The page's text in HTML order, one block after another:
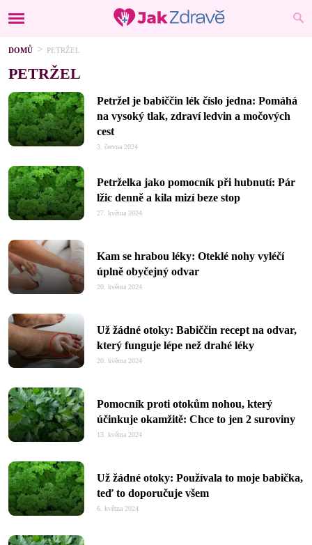
DOMŮ PETRŽEL
PETRŽEL
Petržel je babiččin lék číslo jedna: Pomáhá
na vysoký tlak, zdraví ledvin a močových
cest
3. června 2024
Petrželka jako pomocník při hubnutí: Pár
lžic denně a kila mizí beze stop
27. května 2024
Kam se hrabou léky: Oteklé nohy vyléčí
úplně obyčejný odvar
20. května 2024
Už žádné otoky: Babiččin recept na odvar,
který funguje lépe než drahé léky
20. května 2024
Pomocník proti otokům nohou, který
účinkuje okamžitě: Chce to jen 2 suroviny
13. května 2024
Už žádné otoky: Používala to moje babička,
teď to doporučuje všem
6. května 2024